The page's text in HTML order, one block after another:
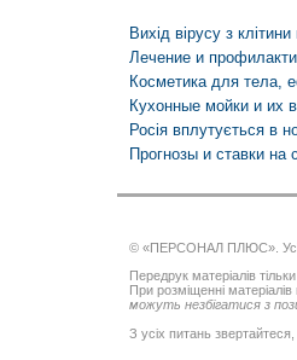
Вихід вірусу з клітини
Лечение и
Косметика для тела,
Кухонные мойки и их
Росія вплутується в
Прогнозы и ставки на
© «ПЕРСОНАЛ ПЛЮС». Усі
Передрук матеріалів
При розміщенні матеріалів
можуть незбігатися з
З усіх питань